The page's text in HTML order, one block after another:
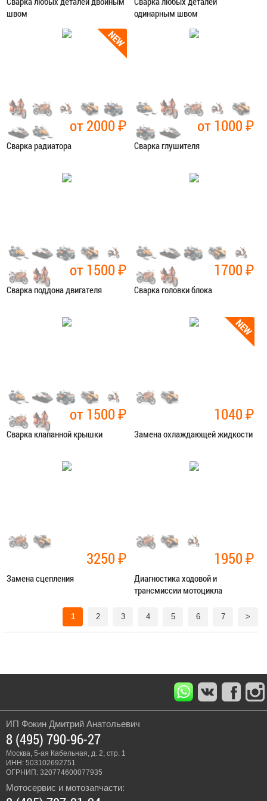
швом
Сварочные работы
одинарным швом
Сварочные работы
от 2000₽
Сварка радиатора
Сварочные работы
от 1000₽
Сварка глушителя
Сварочные работы
от 1500₽
Сварка поддона двигателя
Сварочные работы
1700₽
Сварка головки блока
Сварочные работы
от 1500₽
Сварка клапанной крышки
Сварочные работы
1040₽
Замена охлаждающей жидкости
Ремонт сист.
3250₽
Замена сцепления
1950₽
Диагностика ходовой и
трансмиссии мотоцикла
1 2 3 4 5 6 7 >
ИП Фокин Дмитрий Анатольевич
8 (495) 790-96-27
Москва, 5-ая Кабельная, д. 2, стр. 1
ИНН: 503102692751
ОГРНИП: 320774600077935
Мотосервис и мотозапчасти: